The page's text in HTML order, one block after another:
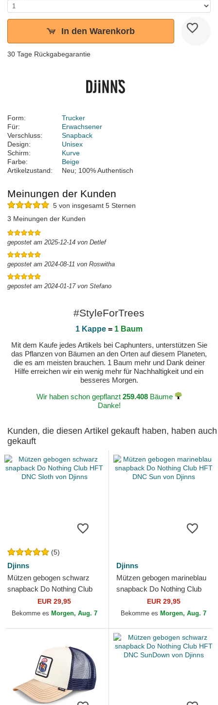
In den Warenkorb
30 Tage Rückgabegarantie
Form:
Trucker
Für:
Erwachsener
Verschluss:
Snapback
Design:
Unisex
Schirm:
Kurve
Farbe:
Beige
Artikelzustand:
Neu; 100% Authentisch
Meinungen der Kunden
5 von insgesamt 5 Sternen
3 Meinungen der Kunden
gepostet am 2025-12-14 von Detlef
gepostet am 2024-08-11 von Roswitha
gepostet am 2024-01-17 von Stefano
#StyleForTrees
1 Kappe = 1 Baum
Mit dem Kaufe jedes Artikels bei Caphunters, unterstützen Sie
das Pflanzen von Bäumen an den Orten auf diesem Planeten,
die es am meisten brauchen. 1 Baum mehr und Dank deiner
Hilfe erreichen wir ein wenig mehr für Nachhaltigkeit und ein
besseres Morgen.
Wir haben schon gepflanzt 259.408Bäume
Danke!
Kunden, die diesen Artikel gekauft haben, haben auch
gekauft
(5)
Djinns
Mützen gebogen schwarz
snapback Do Nothing Club
HFT DNC Sloth von Djinns
EUR 29,95
Bekomme es Morgen, Aug. 7
Djinns
Mützen gebogen marineblau
snapback Do Nothing Club
HFT DNC Sun von Djinns
EUR 29,95
Bekomme es Morgen, Aug. 7